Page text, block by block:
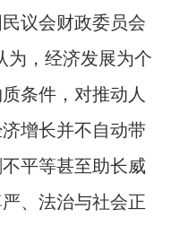
议会财政委员会
为，经济发展为个
条件，对推动人
增长并不自动带
平等甚至助长威
、法治与社会正